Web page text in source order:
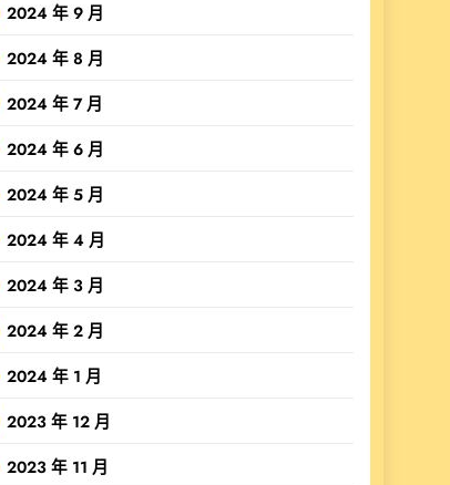
2024 年 9 月
2024 年 8 月
2024 年 7 月
2024 年 6 月
2024 年 5 月
2024 年 4 月
2024 年 3 月
2024 年 2 月
2024 年 1 月
2023 年 12 月
2023 年 11 月